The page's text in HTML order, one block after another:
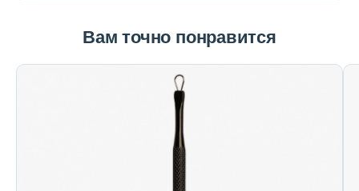
Вам точно понравится